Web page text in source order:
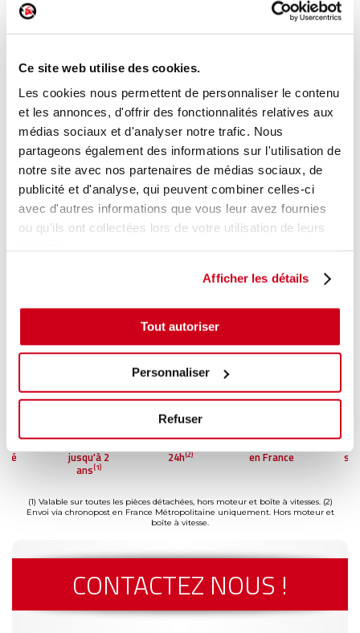
Ce site web utilise des cookies.
Les cookies nous permettent de personnaliser le contenu
et les annonces, d'offrir des fonctionnalités relatives aux
médias sociaux et d'analyser notre trafic. Nous
partageons également des informations sur l'utilisation de
notre site avec nos partenaires de médias sociaux, de
publicité et d'analyse, qui peuvent combiner celles-ci
avec d'autres informations que vous leur avez fournies
ou qu'ils ont collectées lors de votre utilisation de leurs
Afficher les détails
Tout autoriser
Personnaliser
Refuser
Porte avant droite
Réf. constructeur :7600407010
Modèle de provenance
Caractéristiques techniques
En stock 80,00 € TTC
AJOUTER AU PANIER
Garantie
jusqu'à 2
ans(1)
Livraison dès
24h(2)
Reconditionné
en France
(1) Valable sur toutes les pièces détachées, hors moteur et boîte à vitesses. (2)
Envoi via chronopost en France Métropolitaine uniquement. Hors moteur et
boîte à vitesse.
CONTACTEZ NOUS !